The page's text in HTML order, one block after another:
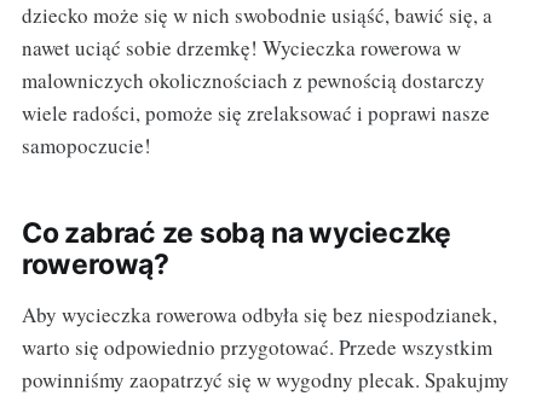
dziecko może się w nich swobodnie usiąść, bawić się, a
nawet uciąć sobie drzemkę! Wycieczka rowerowa w
malowniczych okolicznościach z pewnością dostarczy
wiele radości, pomoże się zrelaksować i poprawi nasze
samopoczucie!
Co zabrać ze sobą na wycieczkę
rowerową?
Aby wycieczka rowerowa odbyła się bez niespodzianek,
warto się odpowiednio przygotować. Przede wszystkim
powinniśmy zaopatrzyć się w wygodny plecak. Spakujmy